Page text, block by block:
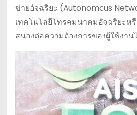
ข่ายอัจฉริยะ (Autonomous
เทคโนโลยีโทรคมนาคมอัจฉริยะห
สนองต่อความต้องการของผู้ใช้งา